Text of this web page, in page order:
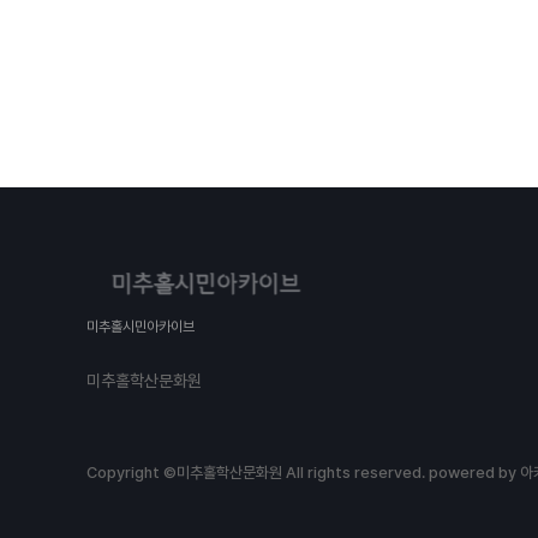
미추홀시민아카이브
미추홀학산문화원
Copyright ©미추홀학산문화원 All rights reserved. powered by 아